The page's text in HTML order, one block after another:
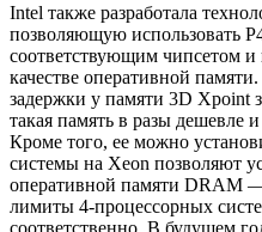
Intel также разработала
позволяющую использовать
соответствующим чипсетом
качестве оперативной
задержки у памяти 3D Xpoint
такая память в разы дешевле
Кроме того, ее можно
системы на Xeon позволяют
оперативной памяти DRAM
лимиты 4-процессорных
соответственно. В будущем